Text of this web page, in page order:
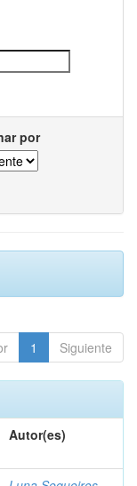
por
1 Siguiente
Autor(es)